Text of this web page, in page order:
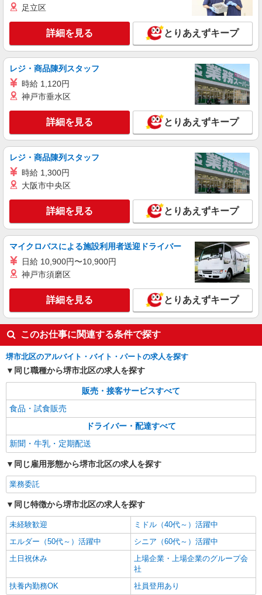
足立区
詳細を見る とりあえずキープ
レジ・商品陳列スタッフ
時給 1,120円
神戸市垂水区
詳細を見る とりあえずキープ
レジ・商品陳列スタッフ
時給 1,300円
大阪市中央区
詳細を見る とりあえずキープ
マイクロバスによる施設利用者送迎ドライバー
日給 10,900円〜10,900円
神戸市須磨区
詳細を見る とりあえずキープ
このお仕事に関連する条件で探す
堺市北区のアルバイト・バイト・パートの求人を探す
同じ職種から堺市北区の求人を探す
販売・接客サービスすべて
食品・試食販売
ドライバー・配達すべて
新聞・牛乳・定期配送
同じ雇用形態から堺市北区の求人を探す
業務委託
同じ特徴から堺市北区の求人を探す
未経験歓迎
ミドル（40代～）活躍中
エルダー（50代～）活躍中
シニア（60代～）活躍中
土日祝休み
上場企業・上場企業のグループ会
社
扶養内勤務OK
社員登用あり